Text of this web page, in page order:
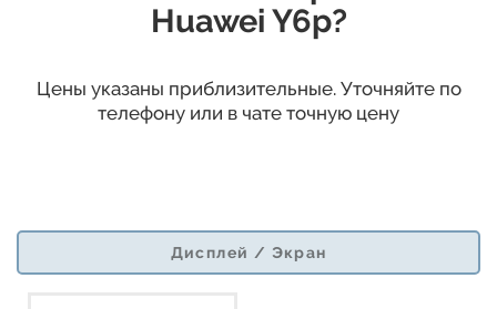
Huawei Y6p?
Цены указаны приблизительные. Уточняйте по
телефону или в чате точную цену
Дисплей / Экран